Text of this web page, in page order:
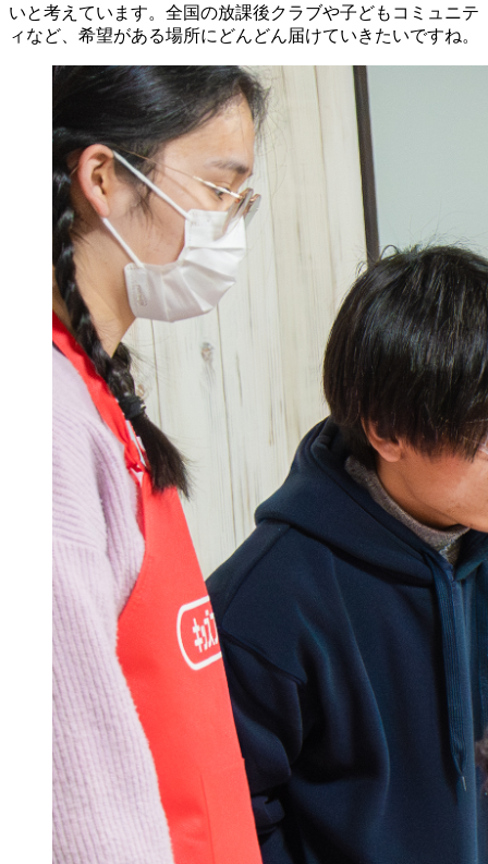
いと考えています。全国の放課後クラブや子どもコミュニテ
ィなど、希望がある場所にどんどん届けていきたいですね。